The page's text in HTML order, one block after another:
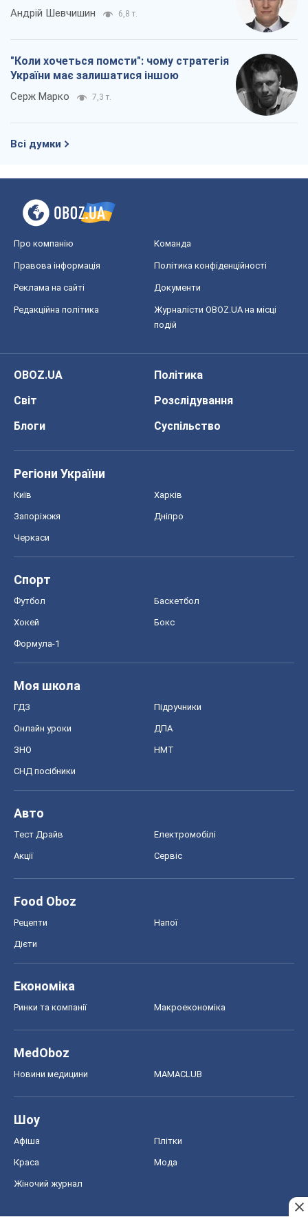
Андрій Шевчишин 6,8 т.
"Коли хочеться помсти": чому стратегія
України має залишатися іншою
Серж Марко 7,3 т.
Всі думки
Про компанію Команда
Правова інформація Політика конфіденційності
Реклама на сайті Документи
Редакційна політика
Журналісти OBOZ.UA на місці
подій
OBOZ.UA
Політика
Світ
Розслідування
Блоги
Суспільство
Регіони України
Київ Харків
Запоріжжя Дніпро
Черкаси
Спорт
Футбол Баскетбол
Хокей Бокс
Формула-1
Моя школа
ГДЗ Підручники
Онлайн уроки ДПА
ЗНО НМТ
СНД посібники
Авто
Тест Драйв Електромобілі
Акції Сервіс
Food Oboz
Рецепти Напої
Дієти
Економіка
Ринки та компанії Макроекономіка
MedOboz
Новини медицини MAMACLUB
Шоу
Афіша Плітки
Краса Мода
Жіночий журнал